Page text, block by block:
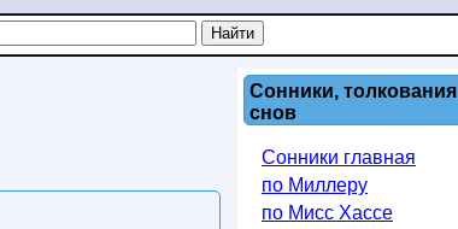
Сонники, толкования
снов
Сонники главная
по Миллеру
по Мисс Хассе